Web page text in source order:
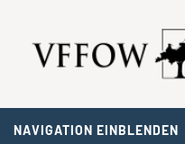
NAVIGATION EINBLENDEN